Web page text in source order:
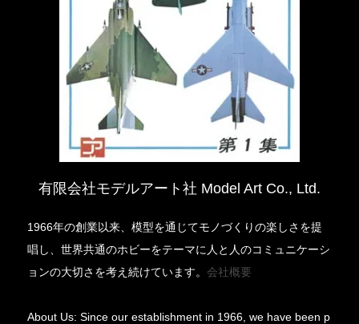
有限会社モデルアート社 Model Art Co., Ltd.
1966年の創業以来、模型を通じてモノづくりの楽しさを提
唱し、世界共通のホビーをテーマに人と人のコミュニケーシ
ョンの大切さを考え続けています。会社概要
About Us: Since our establishment in 1966, we have been p